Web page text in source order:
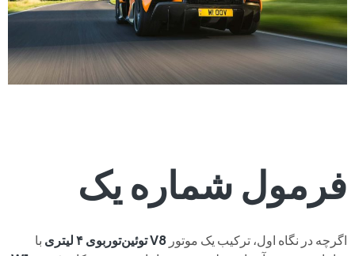
فرمول شماره یک
اگرچه در نگاه اول، ترکیب یک موتور V8 توئین‌توربوی ۴ لیتری
با